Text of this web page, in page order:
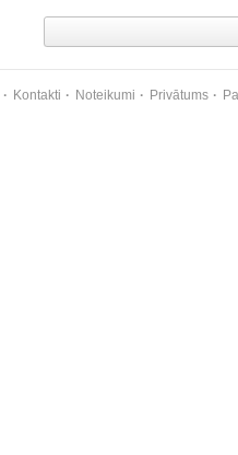
Kontakti Noteikumi Privātums